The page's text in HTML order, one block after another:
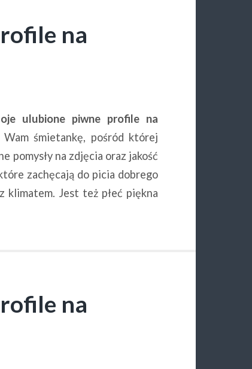
na
ulubione piwne profile na
śmietankę, pośród której
pomysły na zdjęcia oraz jakość
zachęcają do picia dobrego
Jest też płeć piękna
na